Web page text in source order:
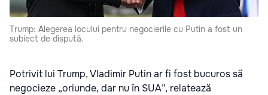
Trump: Alegerea locului pentru negocierile cu Putin a fost un
subiect de dispută.
Potrivit lui Trump, Vladimir Putin ar fi fost bucuros să
negocieze „oriunde, dar nu în SUA”, relatează